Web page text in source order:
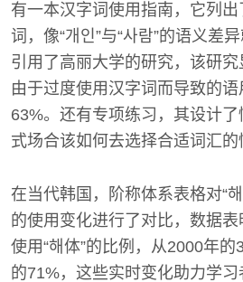
有一本汉字词使用指南，它列
词，像“개인”与“사람”的语义差
引用了高丽大学的研究，该研
由于过度使用汉字词而导致的
63%。还有专项练习，其设计
式场合该如何去选择合适词汇的
在当代韩国，阶称体系表格对“해
的使用变化进行了对比，数据
使用“해体”的比例，从2000年
的71%，这些实时变化助力学